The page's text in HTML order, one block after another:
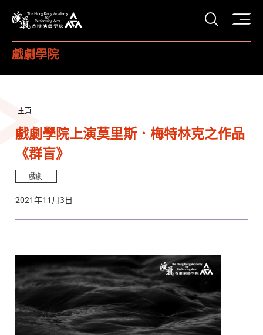
打開
戲劇學院
主頁
戲劇學院上演莫里斯．梅特林克之作品
《群盲》
戲劇
2021年11月3日